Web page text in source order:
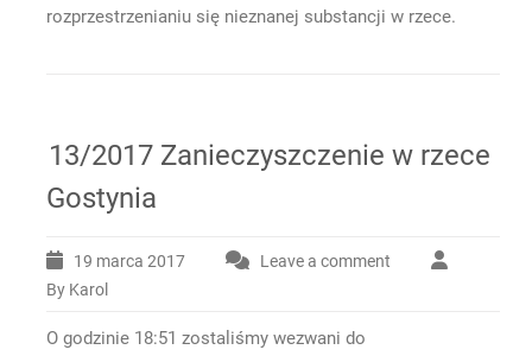
rozprzestrzenianiu się nieznanej substancji w rzece.
13/2017 Zanieczyszczenie w rzece
Gostynia
19 marca 2017
Leave a comment
By Karol
O godzinie 18:51 zostaliśmy wezwani do